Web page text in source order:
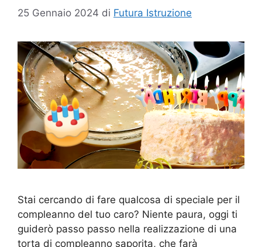
25 Gennaio 2024 di Futura Istruzione
Stai cercando di fare qualcosa di speciale per il
compleanno del tuo caro? Niente paura, oggi ti
guiderò passo passo nella realizzazione di una
torta di compleanno saporita, che farà